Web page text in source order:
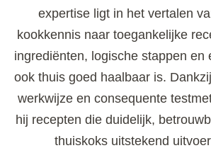
expertise ligt in het vertalen
kookkennis naar toegankelijke
ingrediënten, logische stappen en
ook thuis goed haalbaar is.
werkwijze en consequente
hij recepten die duidelijk,
thuiskoks uitstekend